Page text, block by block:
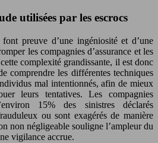
utilisées par les escrocs
font preuve d’une ingéniosité et d’une
les compagnies d’assurance et les
complexité grandissante, il est donc
comprendre les différentes techniques
mal intentionnés, afin de mieux
leurs tentatives. Les compagnies
15% des sinistres déclarés
ou sont exagérés de manière
non négligeable souligne l’ampleur du
vigilance accrue.